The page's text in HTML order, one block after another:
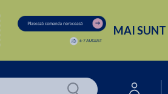
MAI SUNT